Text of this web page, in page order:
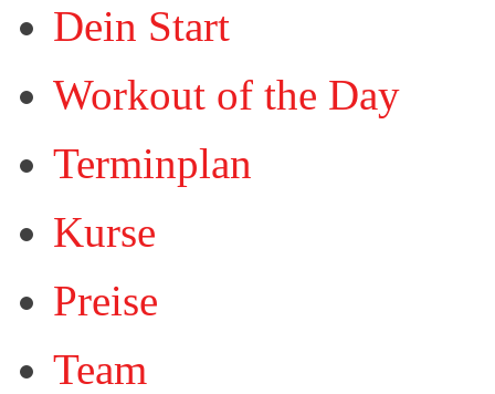
Dein Start
Workout of the Day
Terminplan
Kurse
Preise
Team